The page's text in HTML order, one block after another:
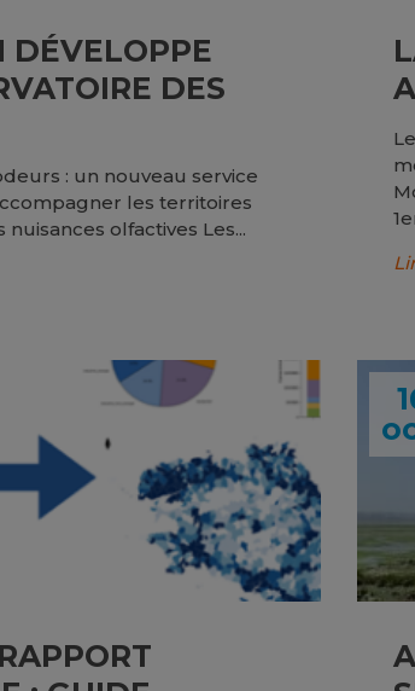
DÉVELOPPE
DES
: un nouveau service
les territoires
olfactives Les...